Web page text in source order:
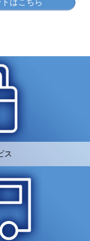
はこちら
ス